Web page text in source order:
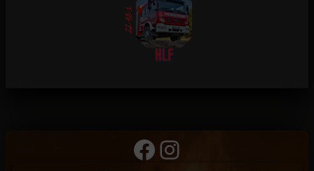
Facebook
Instagram